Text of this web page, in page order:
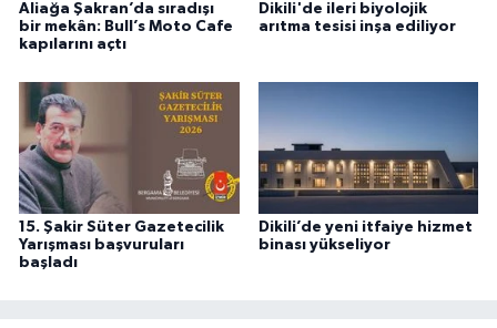
Aliağa Şakran’da sıradışı
bir mekân: Bull’s Moto Cafe
kapılarını açtı
Dikili'de ileri biyolojik
arıtma tesisi inşa ediliyor
15. Şakir Süter Gazetecilik
Yarışması başvuruları
başladı
Dikili’de yeni itfaiye hizmet
binası yükseliyor